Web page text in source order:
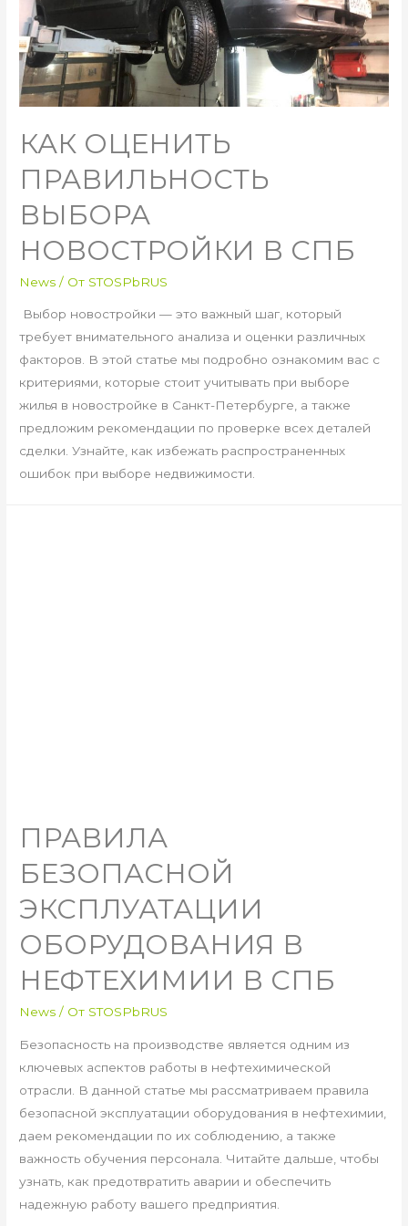
КАК ОЦЕНИТЬ
ПРАВИЛЬНОСТЬ
ВЫБОРА
НОВОСТРОЙКИ В СПБ
News / От STOSPbRUS
Выбор новостройки — это важный шаг, который
требует внимательного анализа и оценки различных
факторов. В этой статье мы подробно ознакомим вас с
критериями, которые стоит учитывать при выборе
жилья в новостройке в Санкт-Петербурге, а также
предложим рекомендации по проверке всех деталей
сделки. Узнайте, как избежать распространенных
ошибок при выборе недвижимости.
ПРАВИЛА
БЕЗОПАСНОЙ
ЭКСПЛУАТАЦИИ
ОБОРУДОВАНИЯ В
НЕФТЕХИМИИ В СПБ
News / От STOSPbRUS
Безопасность на производстве является одним из
ключевых аспектов работы в нефтехимической
отрасли. В данной статье мы рассматриваем правила
безопасной эксплуатации оборудования в нефтехимии,
даем рекомендации по их соблюдению, а также
важность обучения персонала. Читайте дальше, чтобы
узнать, как предотвратить аварии и обеспечить
надежную работу вашего предприятия.